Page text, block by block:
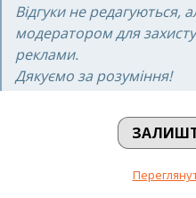
Відгуки не редагуються,
модератором для
реклами.
Дякуємо за розуміння!